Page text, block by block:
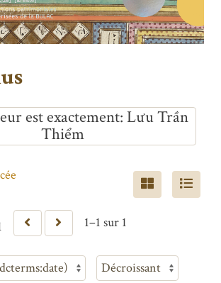
est exactement Lưu Trần
Thiểm
1–1 sur 1